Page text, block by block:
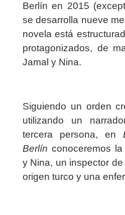
Berlín en 2015
se desarrolla nueve
novela está
protagonizados, de
Jamal y Nina.
Siguiendo un orden
utilizando un
tercera persona, en
Berlín conoceremos
y Nina, un inspector
origen turco y una